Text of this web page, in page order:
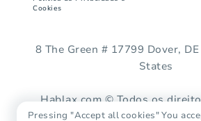
Cookies
8 The Green # 17799 Dover,
States
Hablax.com © Todos os
Pressing "Accept all cookies" You